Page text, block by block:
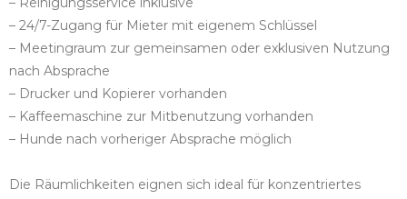
– 24/7-Zugang für Mieter mit eigenem Schlüssel
– Meetingraum zur gemeinsamen oder exklusiven Nutzung
nach Absprache
– Drucker und Kopierer vorhanden
– Kaffeemaschine zur Mitbenutzung vorhanden
– Hunde nach vorheriger Absprache möglich
Die Räumlichkeiten eignen sich ideal für konzentriertes